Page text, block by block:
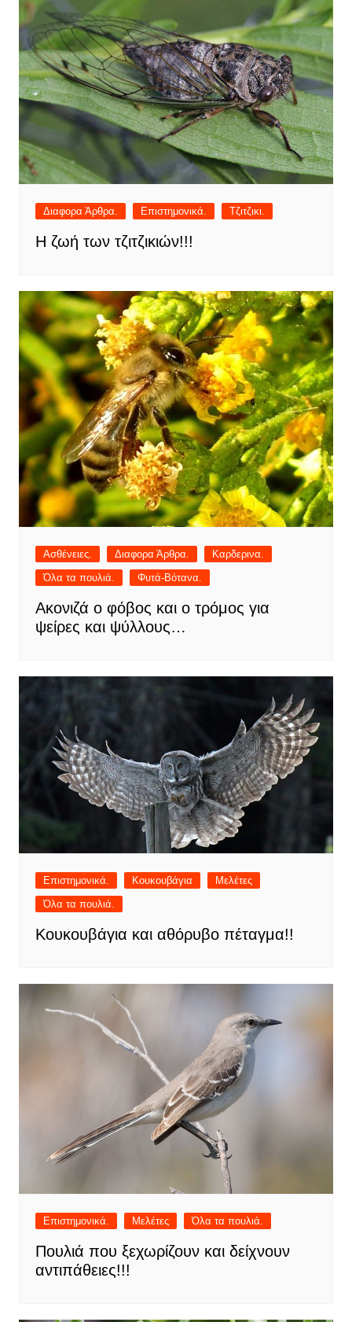
Διαφορα Άρθρα. Επιστημονικά. Τζιτζικι.
Η ζωή των τζιτζικιών!!!
Ασθένειες. Διαφορα Άρθρα.
Καρδερινα.
Όλα τα πουλιά.
Φυτά-Βότανα.
Ακονιζά ο φόβος και ο τρόμος για
ψείρες και ψύλλους…
Επιστημονικά. Κουκουβάγια
Μελέτες
Όλα τα πουλιά.
Κουκουβάγια και αθόρυβο πέταγμα!!
Επιστημονικά. Μελέτες Όλα τα πουλιά.
Πουλιά που ξεχωρίζουν και δείχνουν
αντιπάθειες!!!